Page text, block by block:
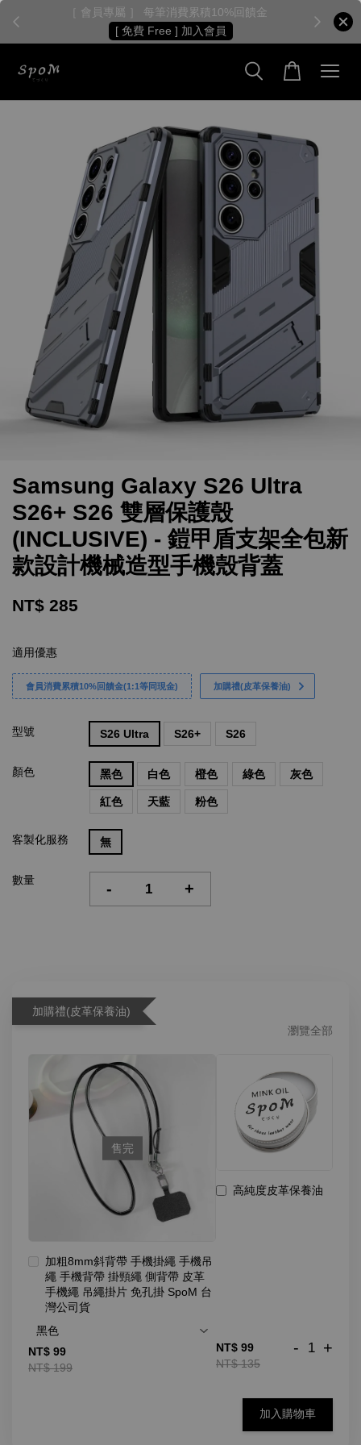
［ 會員專屬 ］ 每筆消費累積10%回饋金
[ 免費 Free ] 加入會員
Samsung Galaxy S26 Ultra
S26+ S26 雙層保護殼
(INCLUSIVE) - 鎧甲盾支架全包新
款設計機械造型手機殼背蓋
NT$ 285
適用優惠
會員消費累積10%回饋金(1:1等同現金) 加購禮(皮革保養油)
型號 S26 Ultra S26+ S26
顏色 黑色 白色 橙色 綠色 灰色
紅色 天藍 粉色
客製化服務 無
數量 - +
加購禮(皮革保養油)
瀏覽全部
售完
加粗8mm斜背帶 手機掛繩 手機吊
繩 手機背帶 掛頸繩 側背帶 皮革
手機繩 吊繩掛片 免孔掛 SpoM 台
灣公司貨
NT$ 99
NT$ 199
高純度皮革保養油
NT$ 99
NT$ 135
- +
加入購物車